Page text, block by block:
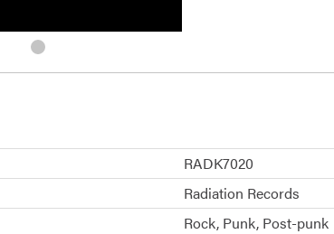
RADK7020
Radiation Records
Rock Punk Post-punk